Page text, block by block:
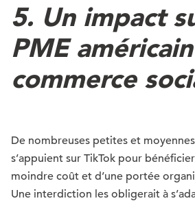
5. Un impact
PME
commerce
De nombreuses petites et
s’appuient sur TikTok pour
moindre coût et d’une portée
Une interdiction les obligerait à